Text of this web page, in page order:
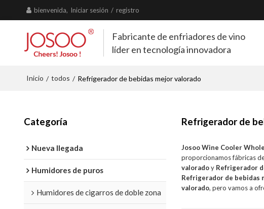
bienvenida, Iniciar sesión / registro
Fabricante de enfriadores de vino
líder en tecnología innovadora
Inicio / todos / Refrigerador de bebidas mejor valorado
Categoría
Nueva llegada
Humidores de puros
Humidores de cigarros de doble zona
Refrigerador de
Josoo Wine Cooler
proporcionamos fábricas
valoradoy Refrigerador
Refrigerador de bebidas
valorado, pero vamos a